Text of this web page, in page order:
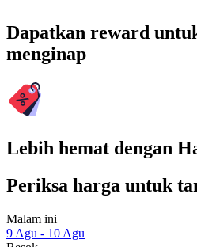
Dapatkan reward
menginap
Lebih hemat dengan
Periksa harga untuk
Malam ini
9 Agu - 10 Agu